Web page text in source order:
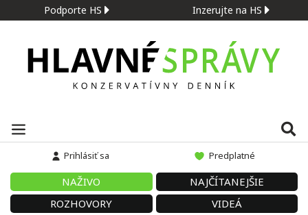
Podporte HS Inzerujte na HS
Prihlásiť sa Predplatné
NAŽIVO
NAJČÍTANEJŠIE
ROZHOVORY
VIDEÁ